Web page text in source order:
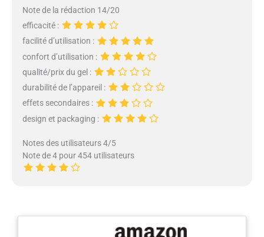
Note de la rédaction 14/20
efficacité :
facilité d’utilisation :
confort d’utilisation :
qualité/prix du gel :
durabilité de l’appareil :
effets secondaires :
design et packaging :
Notes des utilisateurs 4/5
Note de 4 pour 454 utilisateurs